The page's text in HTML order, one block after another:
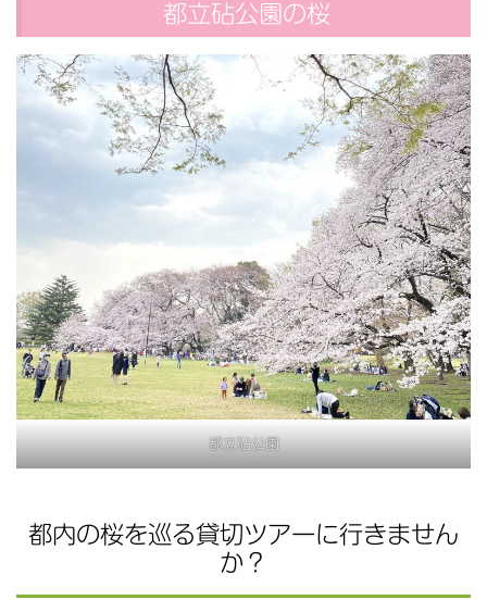
都立砧公園の桜
都立砧公園
都内の桜を巡る貸切ツアーに行きません
か？